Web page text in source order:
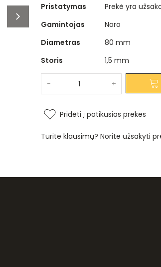
Pristatymas
Prekė yra
Gamintojas
Noro
Diametras
80 mm
Storis
1,5 mm
- +
Pridėti į patikusias prekes
Turite klausimų? Norite užsakyti